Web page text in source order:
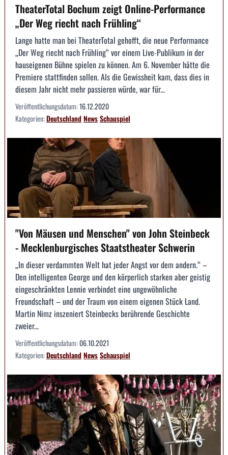
TheaterTotal Bochum zeigt Online-Performance
„Der Weg riecht nach Frühling“
Lange hatte man bei TheaterTotal gehofft, die neue Performance
„Der Weg riecht nach Frühling“ vor einem Live-Publikum in der
hauseigenen Bühne spielen zu können. Am 6. November hätte die
Premiere stattfinden sollen. Als die Gewissheit kam, dass dies in
diesem Jahr nicht mehr passieren würde, war für...
Veröffentlichungsdatum:16.12.2020
Kategorien:DeutschlandNewsSchauspiel
"Von Mäusen und Menschen" von John Steinbeck
- Mecklenburgisches Staatstheater Schwerin
„In dieser verdammten Welt hat jeder Angst vor dem andern.“ –
Den intelligenten George und den körperlich starken aber geistig
eingeschränkten Lennie verbindet eine ungewöhnliche
Freundschaft – und der Traum von einem eigenen Stück Land.
Martin Nimz inszeniert Steinbecks berührende Geschichte
zweier...
Veröffentlichungsdatum:06.10.2021
Kategorien:DeutschlandNewsSchauspiel